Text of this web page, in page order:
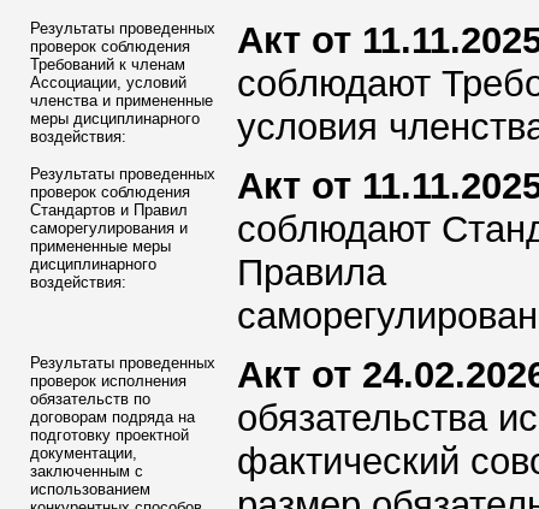
Результаты проведенных
проверок соблюдения
Требований к членам
Ассоциации , условий
членства и примененные
меры дисциплинарного
воздействия:
Акт от
соблюдают
условия
Результаты проведенных
проверок соблюдения
Стандартов и Правил
саморегулирования и
примененные меры
дисциплинарного
воздействия:
Акт от
соблюдают
Правила
Результаты проведенных
проверок исполнения
обязательств по
договорам подряда на
подготовку проектной
документации,
заключенным с
использованием
Акт от
обязательства
фактический